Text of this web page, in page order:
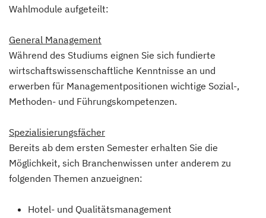
Wahlmodule aufgeteilt:
General Management
Während des Studiums eignen Sie sich fundierte
wirtschaftswissenschaftliche Kenntnisse an und
erwerben für Managementpositionen wichtige Sozial-,
Methoden- und Führungskompetenzen.
Spezialisierungsfächer
Bereits ab dem ersten Semester erhalten Sie die
Möglichkeit, sich Branchenwissen unter anderem zu
folgenden Themen anzueignen:
Hotel- und Qualitätsmanagement